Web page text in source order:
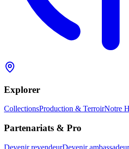
Explorer
CollectionsProduction & TerroirNotre
Partenariats & Pro
Devenir revendeurDevenir ambassadeur